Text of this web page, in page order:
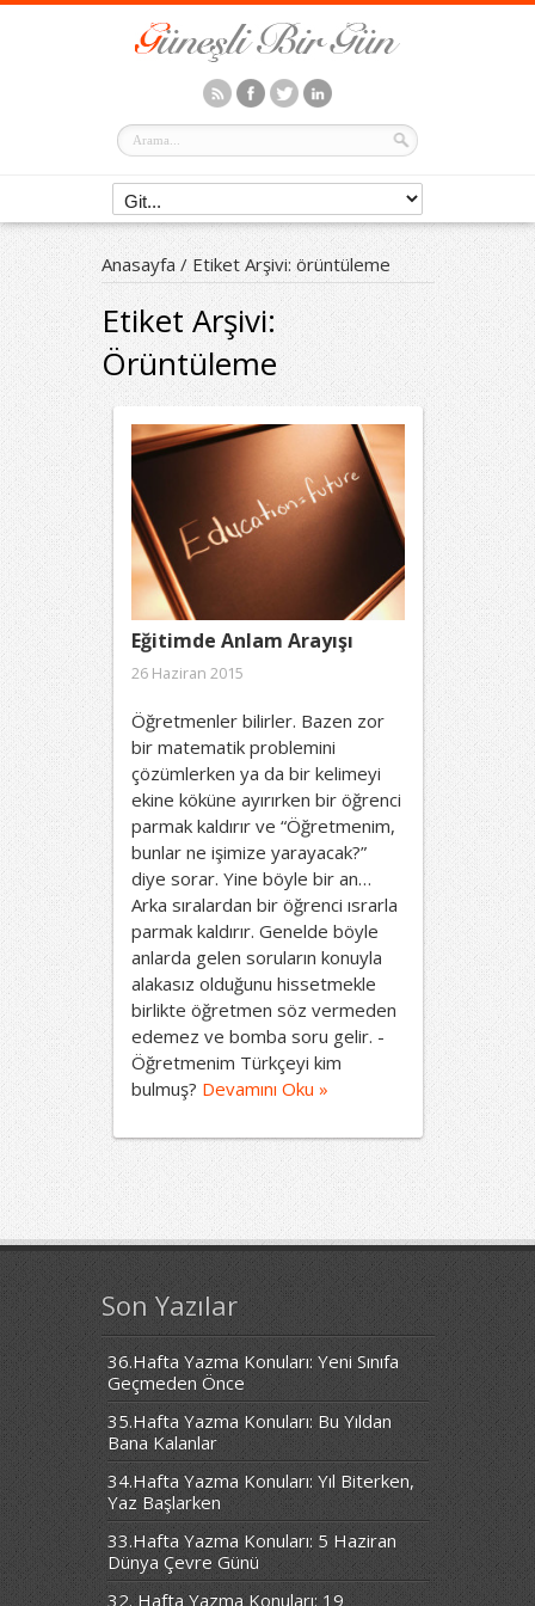
Anasayfa / Etiket Arşivi: örüntüleme
Etiket Arşivi:
Örüntüleme
Eğitimde Anlam Arayışı
26 Haziran 2015
Öğretmenler bilirler. Bazen zor
bir matematik problemini
çözümlerken ya da bir kelimeyi
ekine köküne ayırırken bir öğrenci
parmak kaldırır ve “Öğretmenim,
bunlar ne işimize yarayacak?”
diye sorar. Yine böyle bir an…
Arka sıralardan bir öğrenci ısrarla
parmak kaldırır. Genelde böyle
anlarda gelen soruların konuyla
alakasız olduğunu hissetmekle
birlikte öğretmen söz vermeden
edemez ve bomba soru gelir. -
Öğretmenim Türkçeyi kim
bulmuş? Devamını Oku »
Son Yazılar
36.Hafta Yazma Konuları: Yeni Sınıfa
Geçmeden Önce
35.Hafta Yazma Konuları: Bu Yıldan
Bana Kalanlar
34.Hafta Yazma Konuları: Yıl Biterken,
Yaz Başlarken
33.Hafta Yazma Konuları: 5 Haziran
Dünya Çevre Günü
32. Hafta Yazma Konuları: 19